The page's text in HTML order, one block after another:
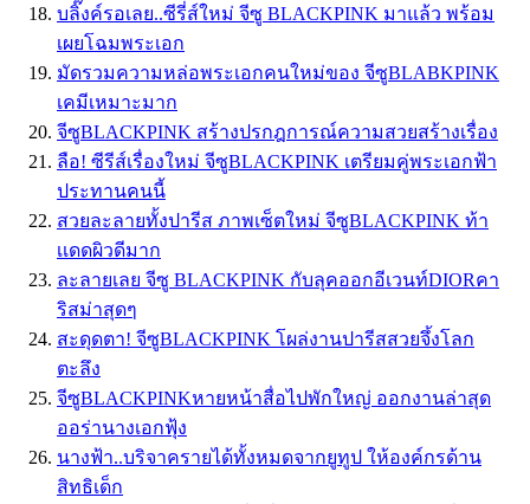
บลิ๊งค์รอเลย..ซีรี่ส์ใหม่ จีซู BLACKPINK มาแล้ว พร้อม
เผยโฉมพระเอก
มัดรวมความหล่อพระเอกคนใหม่ของ จีซูBLABKPINK
เคมีเหมาะมาก
จีซูBLACKPINK สร้างปรกฎการณ์ความสวยสร้างเรื่อง
ลือ! ซีรีส์เรื่องใหม่ จีซูBLACKPINK เตรียมคู่พระเอกฟ้า
ประทานคนนี้
สวยละลายทั้งปารีส ภาพเซ็ตใหม่ จีซูBLACKPINK ท้า
เเดดผิวดีมาก
ละลายเลย จีซู BLACKPINK กับลุคออกอีเวนท์DIORคา
ริสม่าสุดๆ
สะดุดตา! จีซูBLACKPINK โผล่งานปารีสสวยจึ้งโลก
ตะลึง
จีซูBLACKPINKหายหน้าสื่อไปพักใหญ่ ออกงานล่าสุด
ออร่านางเอกฟุ้ง
นางฟ้า..บริจาครายได้ทั้งหมดจากยูทูป ให้องค์กรด้าน
สิทธิเด็ก